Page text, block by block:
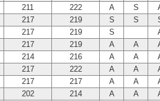
211 222 A S
217 219 S S
217 219 S
217 219 A A
214 216 A A
217 222 A A
217 217 A A
202 214 A A